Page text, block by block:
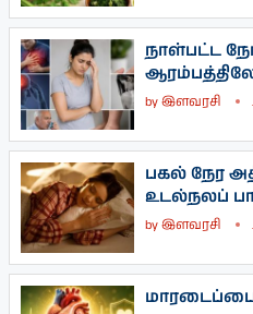
நாள்பட்ட
byஇளவரசி
பகல் நேர
உடல்நலப்
byஇளவரசி